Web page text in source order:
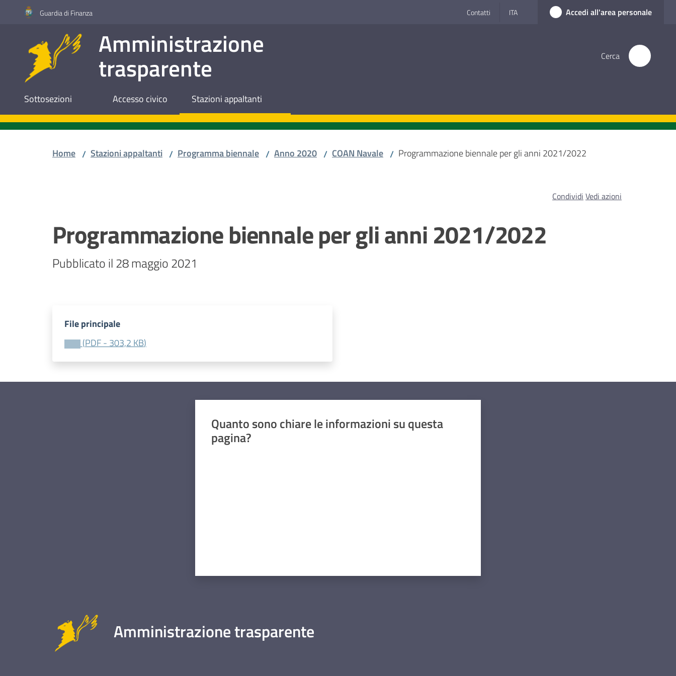
Vai al contenuto
Vai alla navigazione
Vai al footerGuardia di Finanza Contatti ITA Accedi all'area personale
Amministrazione
trasparente Cerca
Sottosezioni Accesso civico Stazioni appaltanti
Home / Stazioni appaltanti / Programma biennale / Anno 2020 / COAN Navale / Programmazione biennale per gli anni 2021/2022
Programmazione biennale per gli anni 2021/2022
Pubblicato il 28 maggio 2021
Condividi Vedi azioni
File principale
(PDF- 303,2 KB)
Quanto sono chiare le informazioni su questa
pagina?
Amministrazione trasparente